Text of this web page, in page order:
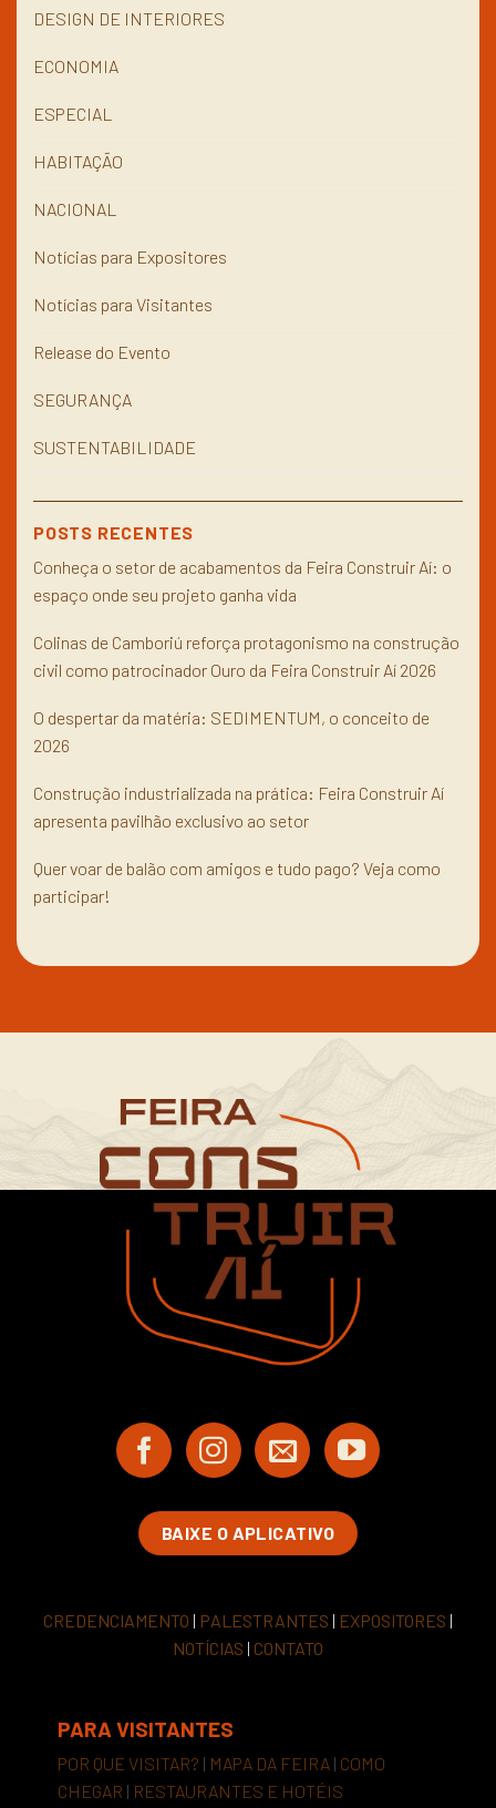
DESIGN DE INTERIORES
ECONOMIA
ESPECIAL
HABITAÇÃO
NACIONAL
Notícias para Expositores
Notícias para Visitantes
Release do Evento
SEGURANÇA
SUSTENTABILIDADE
POSTS RECENTES
Conheça o setor de acabamentos da Feira Construir Aí: o
espaço onde seu projeto ganha vida
Colinas de Camboriú reforça protagonismo na construção
civil como patrocinador Ouro da Feira Construir Aí 2026
O despertar da matéria: SEDIMENTUM, o conceito de
2026
Construção industrializada na prática: Feira Construir Aí
apresenta pavilhão exclusivo ao setor
Quer voar de balão com amigos e tudo pago? Veja como
participar!
BAIXE O APLICATIVO
CREDENCIAMENTO | PALESTRANTES | EXPOSITORES |
NOTÍCIAS | CONTATO
PARA VISITANTES
POR QUE VISITAR? | MAPA DA FEIRA | COMO
CHEGAR | RESTAURANTES E HOTÉIS